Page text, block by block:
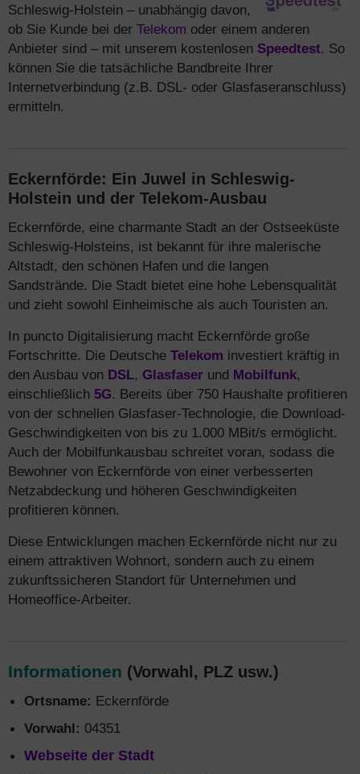
Schleswig-Holstein – unabhängig davon,
ob Sie Kunde bei der Telekom oder einem anderen
Anbieter sind – mit unserem kostenlosen Speedtest. So
können Sie die tatsächliche Bandbreite Ihrer
Internetverbindung (z.B. DSL- oder Glasfaseranschluss)
ermitteln.
Eckernförde: Ein Juwel in Schleswig-
Holstein und der Telekom-Ausbau
Eckernförde, eine charmante Stadt an der Ostseeküste
Schleswig-Holsteins, ist bekannt für ihre malerische
Altstadt, den schönen Hafen und die langen
Sandstrände. Die Stadt bietet eine hohe Lebensqualität
und zieht sowohl Einheimische als auch Touristen an.
In puncto Digitalisierung macht Eckernförde große
Fortschritte. Die Deutsche Telekom investiert kräftig in
den Ausbau von DSL, Glasfaser und Mobilfunk,
einschließlich 5G. Bereits über 750 Haushalte profitieren
von der schnellen Glasfaser-Technologie, die Download-
Geschwindigkeiten von bis zu 1.000 MBit/s ermöglicht.
Auch der Mobilfunkausbau schreitet voran, sodass die
Bewohner von Eckernförde von einer verbesserten
Netzabdeckung und höheren Geschwindigkeiten
profitieren können.
Diese Entwicklungen machen Eckernförde nicht nur zu
einem attraktiven Wohnort, sondern auch zu einem
zukunftssicheren Standort für Unternehmen und
Homeoffice-Arbeiter.
Informationen (Vorwahl, PLZ usw.)
Ortsname: Eckernförde
Vorwahl: 04351
Webseite der Stadt